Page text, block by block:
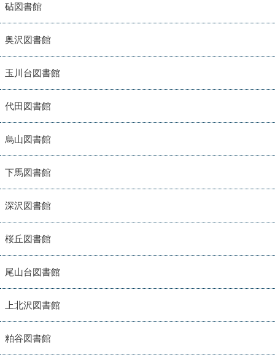
砧図書館
奥沢図書館
玉川台図書館
代田図書館
烏山図書館
下馬図書館
深沢図書館
桜丘図書館
尾山台図書館
上北沢図書館
粕谷図書館